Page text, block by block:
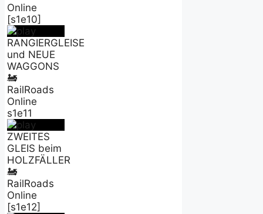
Online
[s1e10]
RANGIERGLEISE
und NEUE
WAGGONS
🚂
RailRoads
Online
s1e11
ZWEITES
GLEIS beim
HOLZFÄLLER
🚂
RailRoads
Online
[s1e12]